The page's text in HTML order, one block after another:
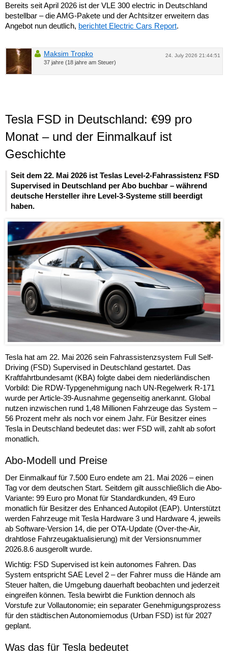
Bereits seit April 2026 ist der VLE 300 electric in Deutschland
bestellbar – die AMG-Pakete und der Achtsitzer erweitern das
Angebot nun deutlich, berichtet Electric Cars Report.
24. July 2026 21:44:51
Maksim Tropko
37 jahre (18 jahre am Steuer)
Tesla FSD in Deutschland: €99 pro
Monat – und der Einmalkauf ist
Geschichte
Seit dem 22. Mai 2026 ist Teslas Level-2-Fahrassistenz FSD
Supervised in Deutschland per Abo buchbar – während
deutsche Hersteller ihre Level-3-Systeme still beerdigt
haben.
Tesla hat am 22. Mai 2026 sein Fahrassistenzsystem Full Self-
Driving (FSD) Supervised in Deutschland gestartet. Das
Kraftfahrtbundesamt (KBA) folgte dabei dem niederländischen
Vorbild: Die RDW-Typgenehmigung nach UN-Regelwerk R-171
wurde per Article-39-Ausnahme gegenseitig anerkannt. Global
nutzen inzwischen rund 1,48 Millionen Fahrzeuge das System –
56 Prozent mehr als noch vor einem Jahr. Für Besitzer eines
Tesla in Deutschland bedeutet das: wer FSD will, zahlt ab sofort
monatlich.
Abo-Modell und Preise
Der Einmalkauf für 7.500 Euro endete am 21. Mai 2026 – einen
Tag vor dem deutschen Start. Seitdem gilt ausschließlich die Abo-
Variante: 99 Euro pro Monat für Standardkunden, 49 Euro
monatlich für Besitzer des Enhanced Autopilot (EAP). Unterstützt
werden Fahrzeuge mit Tesla Hardware 3 und Hardware 4, jeweils
ab Software-Version 14, die per OTA-Update (Over-the-Air,
drahtlose Fahrzeugaktualisierung) mit der Versionsnummer
2026.8.6 ausgerollt wurde.
Wichtig: FSD Supervised ist kein autonomes Fahren. Das
System entspricht SAE Level 2 – der Fahrer muss die Hände am
Steuer halten, die Umgebung dauerhaft beobachten und jederzeit
eingreifen können. Tesla bewirbt die Funktion dennoch als
Vorstufe zur Vollautonomie; ein separater Genehmigungsprozess
für den städtischen Autonomiemodus (Urban FSD) ist für 2027
geplant.
Was das für Tesla bedeutet